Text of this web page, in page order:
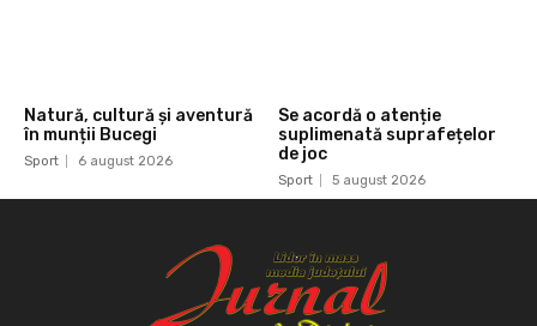
Natură, cultură și aventură
în munții Bucegi
Sport 6 august 2026
Se acordă o atenție
suplimenată suprafețelor
de joc
Sport 5 august 2026